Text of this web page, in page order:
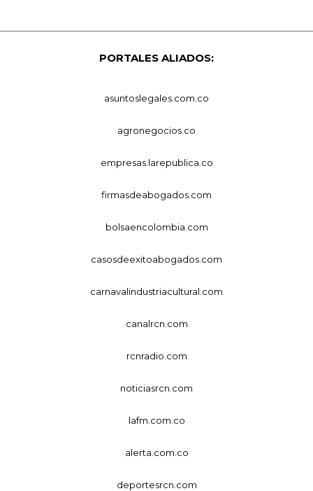
PORTALES ALIADOS:
asuntoslegales.com.co
agronegocios.co
empresas.larepublica.co
firmasdeabogados.com
bolsaencolombia.com
casosdeexitoabogados.com
carnavalindustriacultural.com
canalrcn.com
rcnradio.com
noticiasrcn.com
lafm.com.co
alerta.com.co
deportesrcn.com